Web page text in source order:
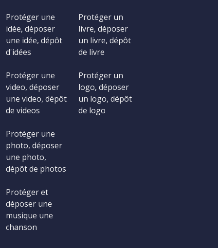
Protéger une
idée, déposer
une idée, dépôt
d'idées
Protéger une
video, déposer
une video, dépôt
de videos
Protéger une
photo, déposer
une photo,
dépôt de photos
Protéger et
déposer une
musique une
chanson
Protéger un
livre, déposer
un livre, dépôt
de livre
Protéger un
logo, déposer
un logo, dépôt
de logo